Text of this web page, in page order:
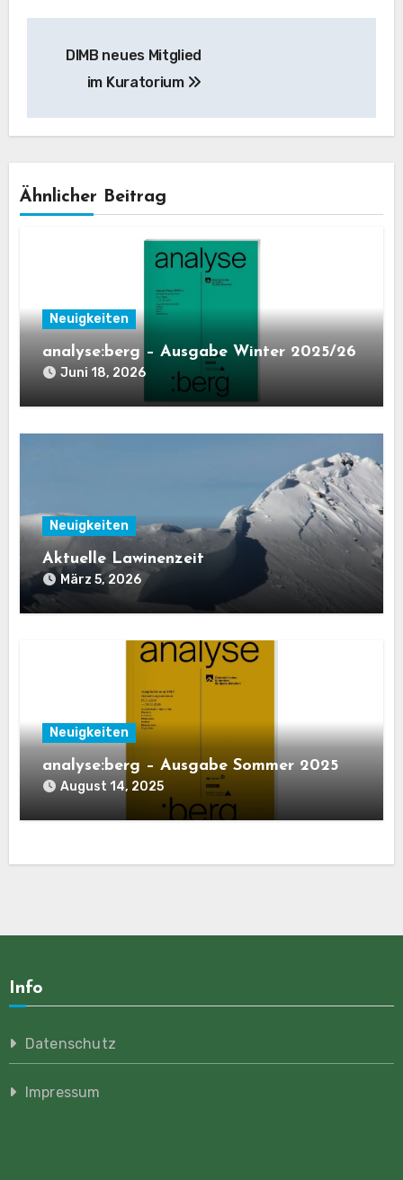
DIMB neues Mitglied
im Kuratorium
Ähnlicher Beitrag
Neuigkeiten
analyse:berg – Ausgabe Winter 2025/26
Juni 18, 2026
Neuigkeiten
Aktuelle Lawinenzeit
März 5, 2026
Neuigkeiten
analyse:berg – Ausgabe Sommer 2025
August 14, 2025
Info
Datenschutz
Impressum